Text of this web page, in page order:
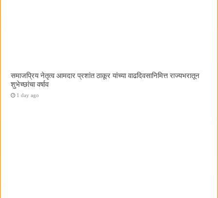
समाजप्रिय नेतृत्व आमदार प्रशांत ठाकूर यांच्या वाढदिवसानिमित्त राज्यभरातून
शुभेच्छांचा वर्षाव
1 day ago